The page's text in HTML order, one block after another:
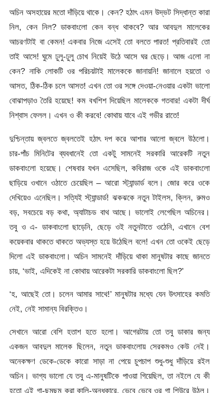
অচিন অসহায়ের মতো দাঁড়িয়ে থাকে। কেন? হঠাৎ এমন উদ্ভট সিদ্ধান্ত কারা
নিল, কেন নিল? ডাকবাংলো কেন বন্ধ থাকবে? আর আবদুল মালেকের
আচরণটাই বা কেমন! একবার নিজে এসেই তো বলতে পারত! প্রতিবারই তো
তাই আসে! ঘুমে ঢুলু-ঢুলু চোখ নিয়েই উঠে আসে ঘর ছেড়ে। আজ এলো না
কেন? নাকি লোকটি ওর পরিচয়টাই মালেককে জানায়নি! জানালে হয়তো ও
আসত, ঠিক-ঠিক চলে আসত! এখন তো ওর সঙ্গে দেওয়া-নেওয়ার একটা ভালো
বোঝাপড়াও তৈরি হয়েছে! কম বখশিশ দিয়েছিল মালেককে গতবার! একটা দীর্ঘ
নিশ্বাস ফেলল। এখন ও কী করবে! কোথায় যাবে এই গভীর রাতে!
দুশ্চিন্তায় জ্বলতে জ্বলতেই হঠাৎ দপ করে আশার আলো জ্বলে উঠলো।
চার-পাঁচ মিনিটের ব্যবধানেই তো একটু সামনেই সরকারি আরেকটি নতুন
ডাকবাংলো হয়েছে। শেষবার যখন এসেছিল, কবিরাজ ওকে এই ডাকবাংলো
ছাড়িয়ে ওখানে ওঠাতে চেয়েছিল – আরো স্ট্যান্ডার্ড বলে। জোর করে ওকে
দেখিয়েও এনেছিল। সত্যিই স্ট্যান্ডার্ড! ঝকঝকে নতুন টাইলস, ক্লিন, রুমও
বড়, সবচেয়ে বড় কথা, অ্যাটাচড বাথ আছে। ভালোই লেগেছিল অচিনের।
তবু ও এ- ডাকবাংলো ছাড়েনি, ছেড়ে ওই নতুনটাতে ওঠেনি, এখানে বেশ
কয়েকবার থাকতে থাকতে অভ্যস্ত হয়ে উঠেছিল বলে! এখন তো ওকেই ছেড়ে
দিলো এই ডাকবাংলো। অচিন সামনেই দাঁড়িয়ে থাকা মানুষটার কাছে জানতে
চায়, ‘ভাই, এদিকেই না কোথায় আরেকটা সরকারি ডাকবাংলো ছিল?’
‘হ, আছেই তো। চলেন আমার সাথে!’ মানুষটার মধ্যে যেন উৎসাহের কমতি
নেই, নেই সামান্য বিরক্তিও।
সেখানে আরো বেশি হতাশ হতে হলো। আগেরটায় তো তবু ডাকার জন্য
একজন আবদুল মালেক ছিলেন, নতুন ডাকবাংলোয় সেরকমও কেউ নেই।
অনেকক্ষণ ডেকে-ডেকে কারো সাড়া না পেয়ে চুপচাপ শুধু-শুধু দাঁড়িয়ে রইল
অচিন। ভাগ্য ভালো যে তবু এ-মানুষটিকে পাওয়া গিয়েছিল, তা নইলে যে কী
হতো এই গা-ছমছম করা কালি-অন্ধকারে, ভেবে ভেবে ওর গা শিউরে উঠল।